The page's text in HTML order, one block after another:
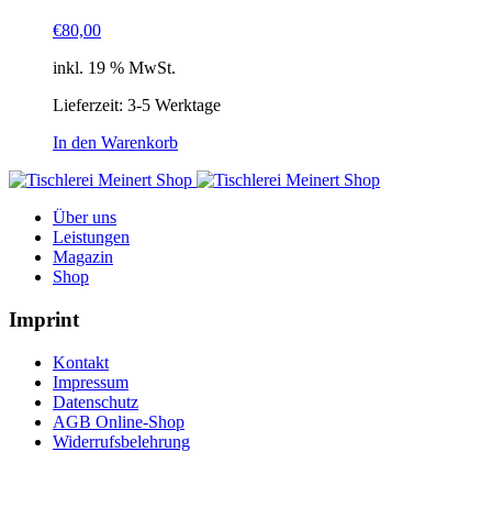
€80,00
inkl. 19 % MwSt.
Lieferzeit: 3-5 Werktage
In den Warenkorb
Über uns
Leistungen
Magazin
Shop
Imprint
Kontakt
Impressum
Datenschutz
AGB Online-Shop
Widerrufsbelehrung